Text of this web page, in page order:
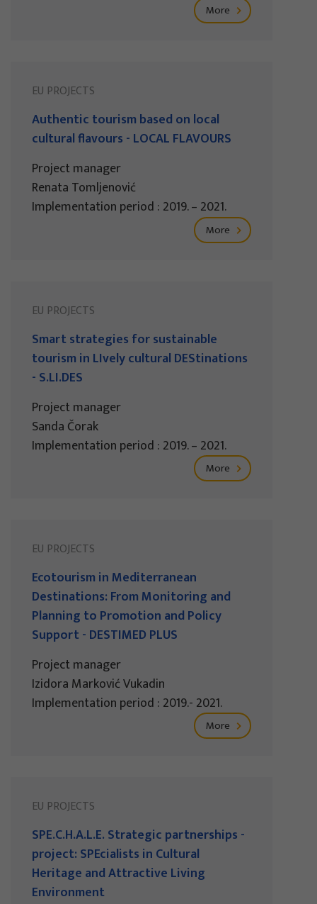
More
EU PROJECTS
Authentic tourism based on local
cultural flavours - LOCAL FLAVOURS
Project manager
Renata Tomljenović
Implementation period : 2019. – 2021.
More
EU PROJECTS
Smart strategies for sustainable
tourism in LIvely cultural DEStinations
- S.LI.DES
Project manager
Sanda Čorak
Implementation period : 2019. – 2021.
More
EU PROJECTS
Ecotourism in Mediterranean
Destinations: From Monitoring and
Planning to Promotion and Policy
Support - DESTIMED PLUS
Project manager
Izidora Marković Vukadin
Implementation period : 2019.- 2021.
More
EU PROJECTS
SPE.C.H.A.L.E. Strategic partnerships -
project: SPEcialists in Cultural
Heritage and Attractive Living
Environment